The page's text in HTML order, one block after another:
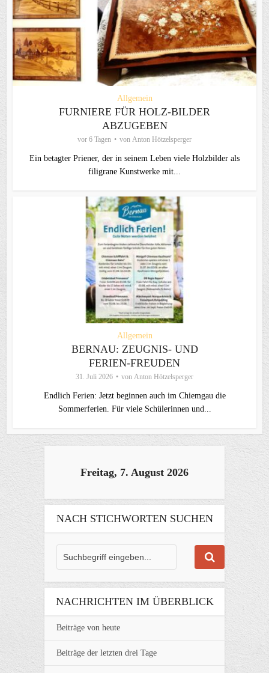
Allgemein
FURNIERE FÜR HOLZ-BILDER
ABZUGEBEN
vor 6 Tagen von Anton Hötzelsperger
Ein betagter Priener, der in seinem Leben viele Holzbilder als
filigrane Kunstwerke mit...
Allgemein
BERNAU: ZEUGNIS- UND
FERIEN-FREUDEN
31. Juli 2026 von Anton Hötzelsperger
Endlich Ferien: Jetzt beginnen auch im Chiemgau die
Sommerferien. Für viele Schülerinnen und...
Freitag, 7. August 2026
NACH STICHWORTEN SUCHEN
NACHRICHTEN IM ÜBERBLICK
Beiträge von heute
Beiträge der letzten drei Tage